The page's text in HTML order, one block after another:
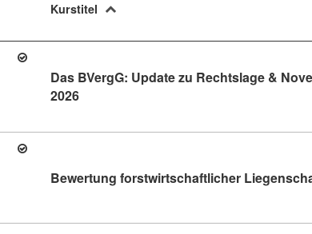
Kurstitel
Das BVergG: Update zu Rechtslage &
2026Kursdetail: Das BVergG: Update zu
Bewertung forstwirtschaftlicher